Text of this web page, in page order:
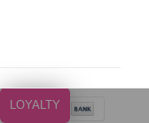
LOYALTY